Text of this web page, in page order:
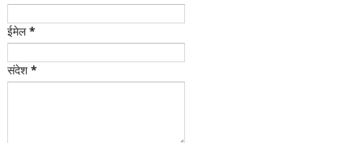
ईमेल*
संदेश *